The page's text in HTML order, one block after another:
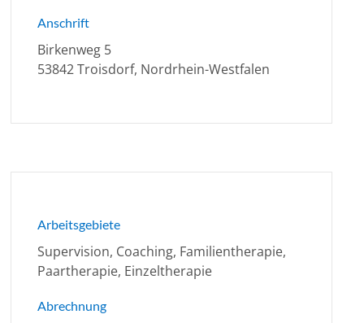
Anschrift
Birkenweg 5
53842 Troisdorf, Nordrhein-Westfalen
Arbeitsgebiete
Supervision, Coaching, Familientherapie,
Paartherapie, Einzeltherapie
Abrechnung